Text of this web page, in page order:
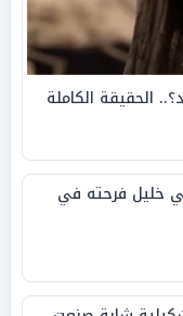
الحقيقة الكاملة
خليل فرحته في